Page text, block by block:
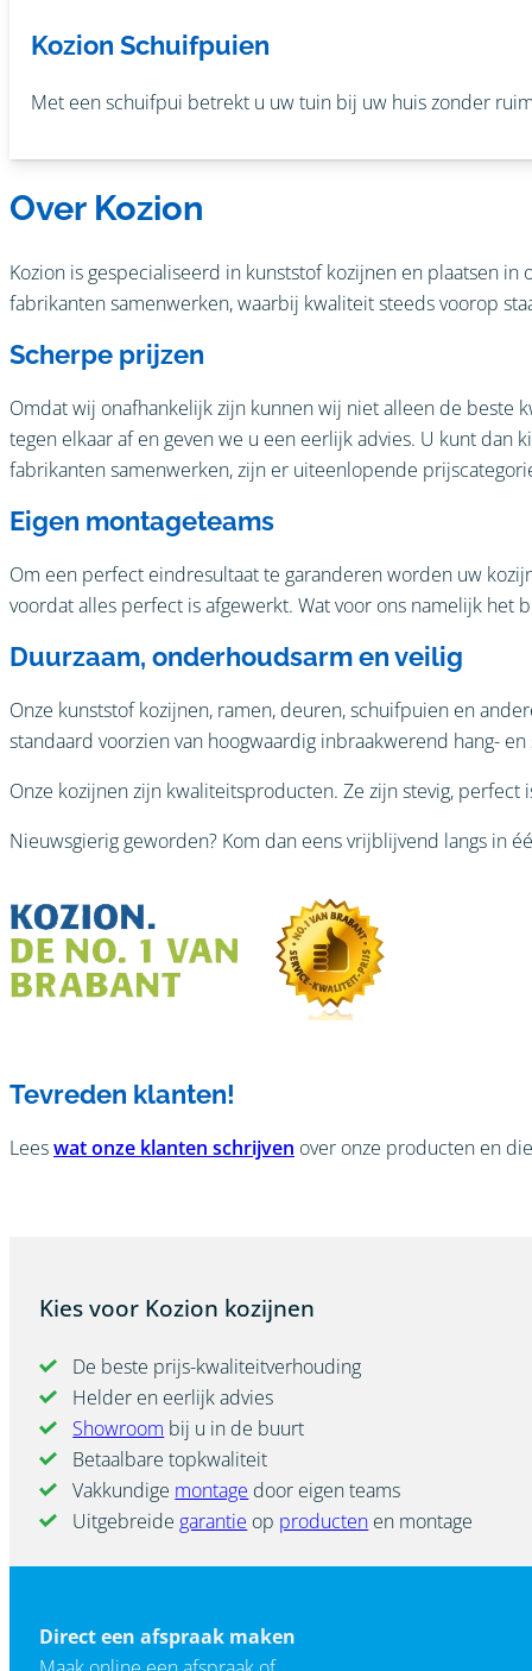
Kozion Schuifpuien
Met een schuifpui betrekt u uw tuin bij uw huis zonder
Over Kozion
Kozion is gespecialiseerd in kunststof kozijnen en plaatsen
fabrikanten samenwerken, waarbij kwaliteit steeds voorop
Scherpe prijzen
Omdat wij onafhankelijk zijn kunnen wij niet alleen de beste
tegen elkaar af en geven we u een eerlijk advies. U kunt
fabrikanten samenwerken, zijn er uiteenlopende
Eigen montageteams
Om een perfect eindresultaat te garanderen worden uw
voordat alles perfect is afgewerkt. Wat voor ons namelijk het
Duurzaam, onderhoudsarm en veilig
Onze kunststof kozijnen, ramen, deuren, schuifpuien en
standaard voorzien van hoogwaardig inbraakwerend hang-
Onze kozijnen zijn kwaliteitsproducten. Ze zijn stevig,
Nieuwsgierig geworden? Kom dan eens vrijblijvend langs in
Tevreden klanten!
Leeswat onze klanten schrijven over onze producten en
Kies voor Kozion kozijnen
De beste prijs-kwaliteitverhouding
Helder en eerlijk advies
Showroom bij u in de buurt
Betaalbare topkwaliteit
Vakkundige montage door eigen teams
Uitgebreide garantie op producten en montage
Direct een afspraak maken